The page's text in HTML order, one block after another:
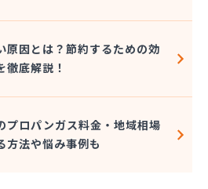
原因とは？節約するための効
徹底解説！
プロパンガス料金・地域相場
方法や悩み事例も